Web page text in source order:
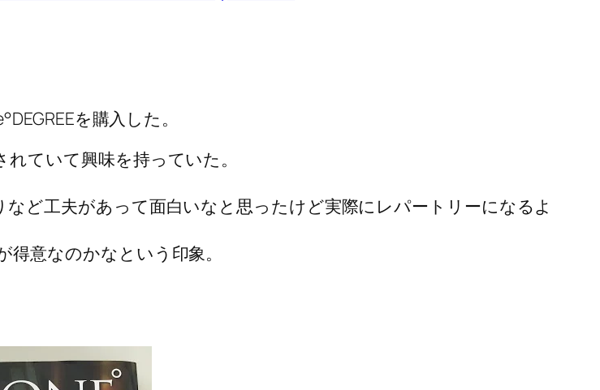
を購入した。
ていて興味を持っていた。
ど工夫があって面白いなと思ったけど実際にレパートリーになるよ
意なのかなという印象。